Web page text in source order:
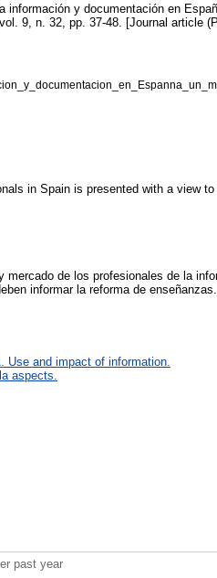
información y documentación en
vol. 9, n. 32, pp. 37-48. [Journal article
in Spain is presented with a view to
de los profesionales de la
informar la reforma de enseñanzas.
Use and impact of information.
aspects.
past year